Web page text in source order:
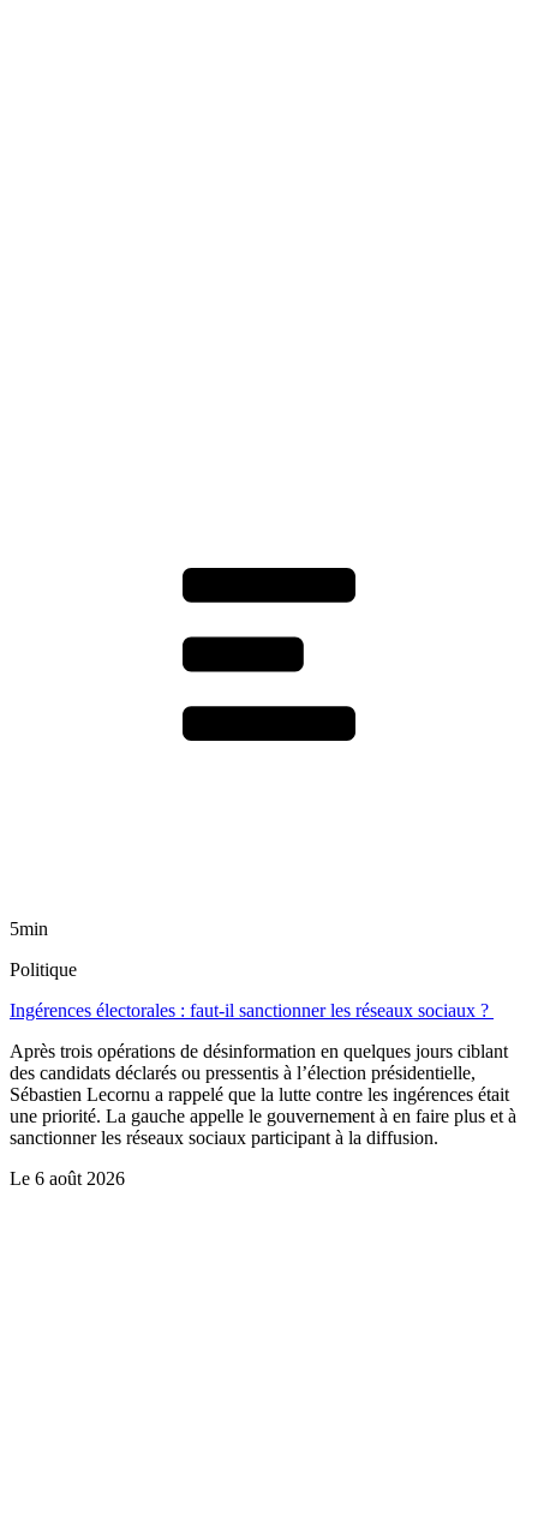
5min
Politique
Ingérences électorales : faut-il sanctionner les réseaux sociaux ?
Après trois opérations de désinformation en quelques jours ciblant
des candidats déclarés ou pressentis à l’élection présidentielle,
Sébastien Lecornu a rappelé que la lutte contre les ingérences était
une priorité. La gauche appelle le gouvernement à en faire plus et à
sanctionner les réseaux sociaux participant à la diffusion.
Le 6 août 2026